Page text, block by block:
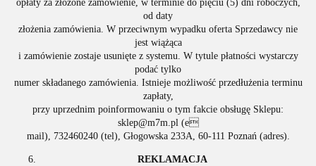
opłaty za złożone zamówienie, w terminie do pięciu (5) dni roboczych,
od daty
złożenia zamówienia. W przeciwnym wypadku oferta Sprzedawcy nie
jest wiążąca
i zamówienie zostaje usunięte z systemu. W tytule płatności wystarczy
podać tylko
numer składanego zamówienia. Istnieje możliwość przedłużenia terminu
zapłaty,
przy uprzednim poinformowaniu o tym fakcie obsługę Sklepu:
sklep@m7m.pl (e
mail), 732460240 (tel), Głogowska 233A, 60-111 Poznań (adres).
REKLAMACJA